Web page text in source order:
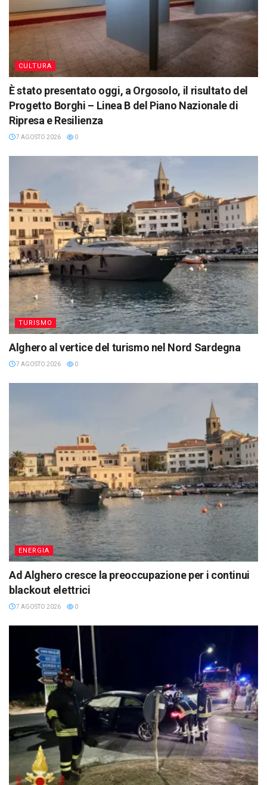
CULTURA
È stato presentato oggi, a Orgosolo, il risultato del
Progetto Borghi – Linea B del Piano Nazionale di
Ripresa e Resilienza
7 AGOSTO 2026 0
TURISMO
Alghero al vertice del turismo nel Nord Sardegna
7 AGOSTO 2026 0
ENERGIA
Ad Alghero cresce la preoccupazione per i continui
blackout elettrici
7 AGOSTO 2026 0